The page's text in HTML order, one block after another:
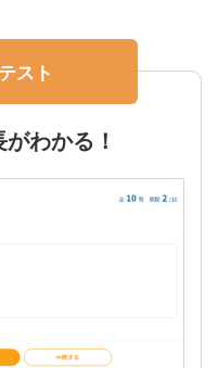
スト
わかる！